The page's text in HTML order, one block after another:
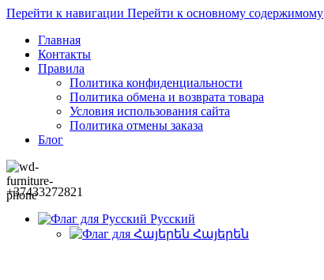
Перейти к навигации Перейти к основному содержимому
Главная
Контакты
Правила
Политика конфиденциальности
Политика обмена и возврата товара
Условия использования сайта
Политика отмены заказа
Блог
+37433272821
Русский
Հայերեն